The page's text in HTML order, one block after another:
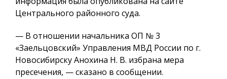
Центрального районного суда.
— В отношении начальника ОП № 3
«Заельцовский» Управления МВД России по г.
Новосибирску Анохина Н. В. избрана мера
пресечения, — сказано в сообщении.